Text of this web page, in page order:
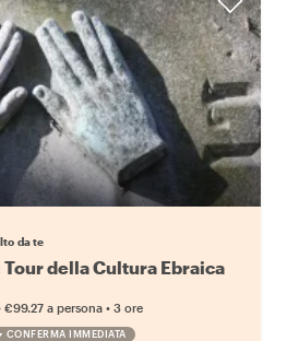
preferito
da te
della Cultura Ebraica
€99.27 a persona • 3 ore
CONFERMA IMMEDIATA